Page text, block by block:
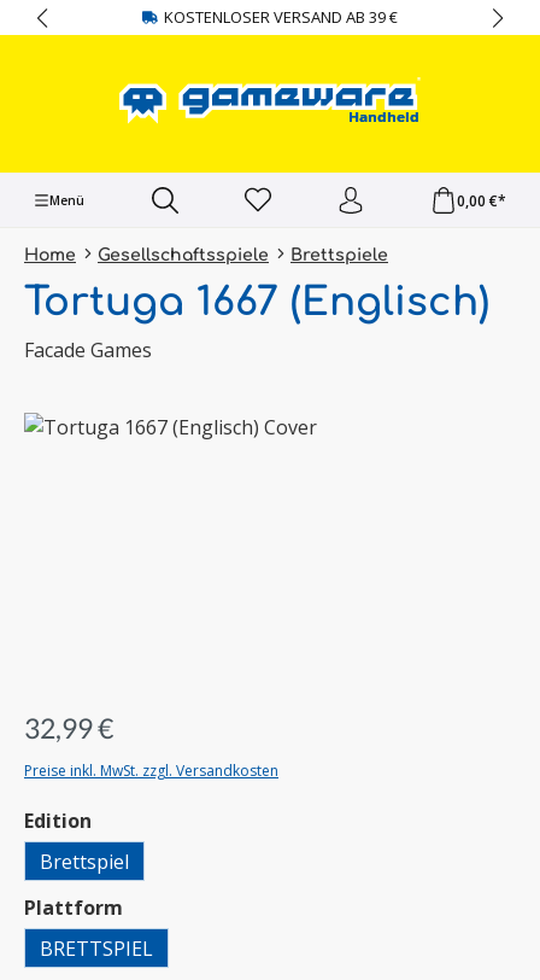
springen KOSTENLOSER VERSAND AB 39 €
Menü 0,00 €*
Home Gesellschaftsspiele Brettspiele
Tortuga 1667 (Englisch)
Facade Games
Bildergalerie überspringen
32,99 €
Preise inkl. MwSt. zzgl. Versandkosten
Edition
Brettspiel
Plattform
BRETTSPIEL